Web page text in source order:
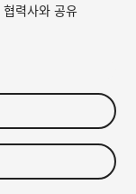
판매
인
력사와 공유